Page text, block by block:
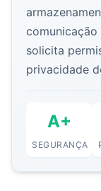
solicita
privacidade
A+
SEGURANÇA